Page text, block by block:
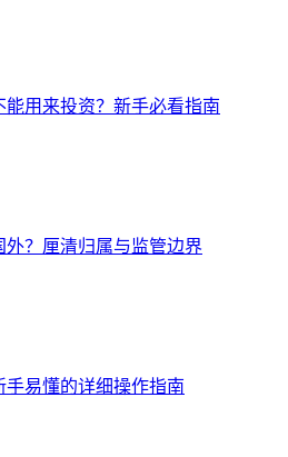
能用来投资？新手必看指南
外？厘清归属与监管边界
手易懂的详细操作指南